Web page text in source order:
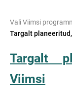
Vali Viimsi
Targalt
Targalt
Viimsi